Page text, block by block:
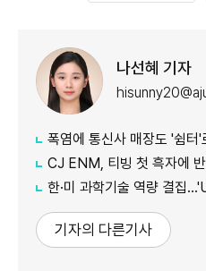
나선혜 기자
폭염에 통신사 매장도 '쉼터'
CJ ENM, 티빙 첫 흑자에 반
한·미 과학기술 역량 결집
기자의 다른기사